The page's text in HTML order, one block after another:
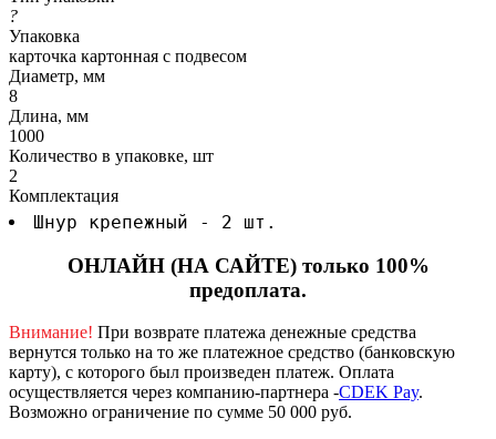
?
Упаковка
карточка картонная с подвесом
Диаметр, мм
8
Длина, мм
1000
Количество в упаковке, шт
2
Комплектация
Шнур крепежный - 2 шт.
ОНЛАЙН (НА САЙТЕ) только 100%
предоплата.
Внимание! При возврате платежа денежные средства
вернутся только на то же платежное средство (банковскую
карту), с которого был произведен платеж. Оплата
осуществляется через компанию-партнера -CDEK Pay.
Возможно ограничение по сумме 50 000 руб.